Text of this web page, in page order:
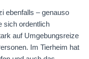
ebenfalls – genauso
sich ordentlich
auf Umgebungsreize
Im Tierheim hat